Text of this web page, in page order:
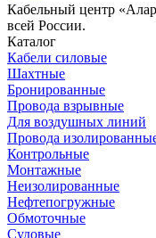
Кабельный центр
всей России.
Каталог
Кабели силовые
Шахтные
Бронированные
Провода взрывные
Для воздушных линий
Провода
Контрольные
Монтажные
Неизолированные
Нефтепогружные
Обмоточные
Судовые